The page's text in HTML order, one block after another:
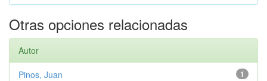
Otras opciones relacionadas
Autor
1
Pinos, Juan